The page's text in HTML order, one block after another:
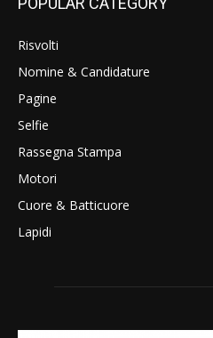
Risvolti
Nomine & Candidature
Pagine
Selfie
Rassegna Stampa
Motori
Cuore & Batticuore
Lapidi